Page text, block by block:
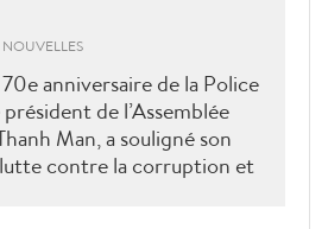
NOUVELLES
anniversaire de la Police
de l’Assemblée
Man, a souligné son
lutte contre la corruption et